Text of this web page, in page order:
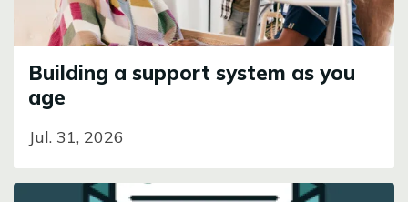
Building a support system as you
age
Jul. 31, 2026